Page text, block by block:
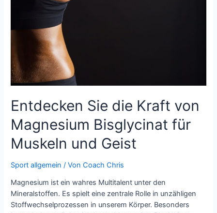
Entdecken Sie die Kraft von
Magnesium Bisglycinat für
Muskeln und Geist
Sport allgemein / VonCoach Chris
Magnesium ist ein wahres Multitalent unter den
Mineralstoffen. Es spielt eine zentrale Rolle in unzähligen
Stoffwechselprozessen in unserem Körper. Besonders